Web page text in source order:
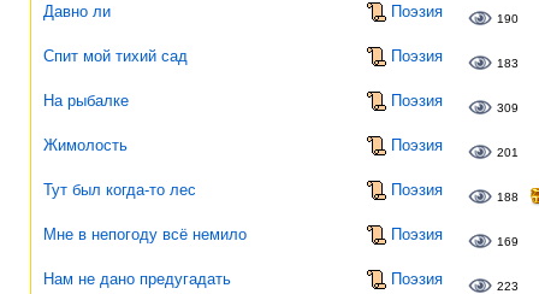
Давно ли Поэзия 190
Спит мой тихий сад Поэзия 183
На рыбалке Поэзия 309
Жимолость Поэзия 201
Тут был когда-то лес Поэзия 188
Мне в непогоду всё немило Поэзия 169
Нам не дано предугадать Поэзия 223